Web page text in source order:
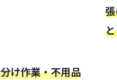
け作業・不用品